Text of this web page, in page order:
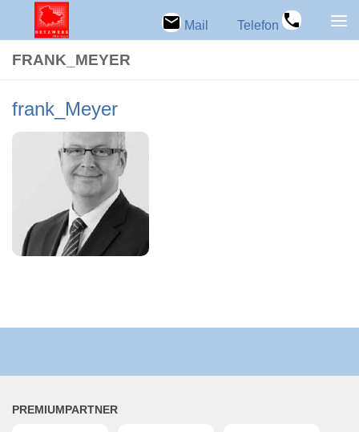
Zum Inhalt springen Mail Telefon
FRANK_MEYER
frank_Meyer
PRE­MI­UM­PART­NER